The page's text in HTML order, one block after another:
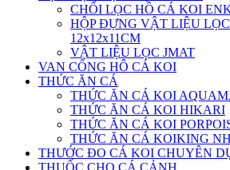
CHỔI LỌC HỒ CÁ KOI
HỘP ĐỰNG VẬT LIỆU
12x12x11CM
VẬT LIỆU LỌC JMAT
VAN CỔNG HÔ CÁ KOI
THỨC ĂN CÁ
THỨC ĂN CÁ KOI
THỨC ĂN CÁ KOI HIKARI
THỨC ĂN CÁ KOI
THỨC ĂN CÁ KOIKING
THƯỚC ĐO CÁ KOI CHUYÊN
THUỐC CHO CÁ CẢNH